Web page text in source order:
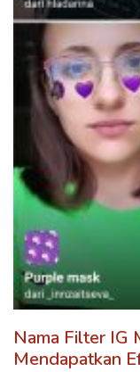
Nama Filter IG
Mendapatkan